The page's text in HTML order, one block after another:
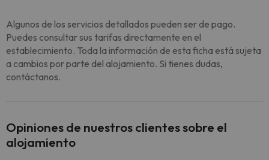
Algunos de los servicios detallados pueden ser de pago.
Puedes consultar sus tarifas directamente en el
establecimiento. Toda la información de esta ficha está sujeta
a cambios por parte del alojamiento. Si tienes dudas,
contáctanos.
Opiniones de nuestros clientes sobre el
alojamiento